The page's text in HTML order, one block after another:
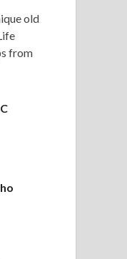
old
from